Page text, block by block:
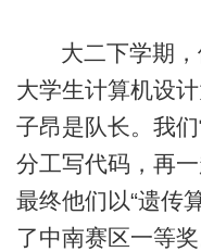
大二下学期
大学生计算机设
子昂是队长。我
分工写代码，再
最终他们以“遗传
了中南赛区一等奖